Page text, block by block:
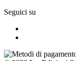
Seguici su